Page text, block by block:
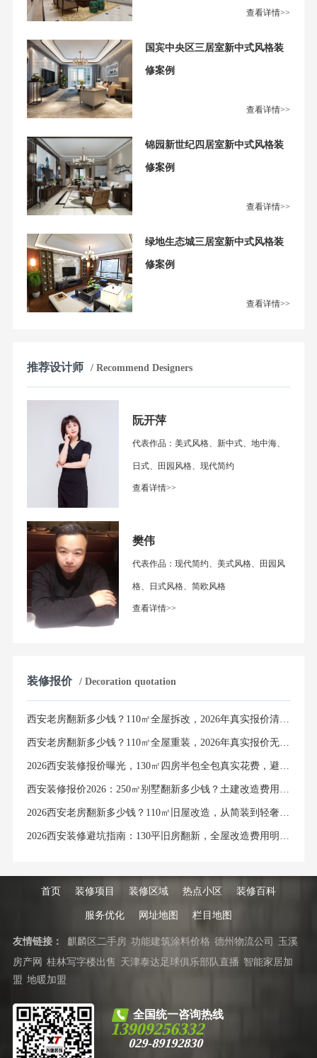
查看详情>>
国宾中央区三居室新中式风格装
修案例
查看详情>>
锦园新世纪四居室新中式风格装
修案例
查看详情>>
绿地生态城三居室新中式风格装
修案例
查看详情>>
推荐设计师 / Recommend Designers
阮开萍
代表作品：美式风格、新中式、地中海、
日式、田园风格、现代简约
查看详情>>
樊伟
代表作品：现代简约、美式风格、田园风
格、日式风格、简欧风格
查看详情>>
装修报价 / Decoration quotation
西安老房翻新多少钱？110㎡全屋拆改，2026年真实报价清单曝光
西安老房翻新多少钱？110㎡全屋重装，2026年真实报价无套路
首页 装修项目 装修区域 热点小区 装修百科
服务优化 网址地图 栏目地图
友情链接： 麒麟区二手房 功能建筑涂料价格 德州物流公司
玉溪
房产网 桂林写字楼出售 天津泰达足球俱乐部队直播 智能家居加
盟 地暖加盟
全国统一咨询热线
13909256332
029-89192830